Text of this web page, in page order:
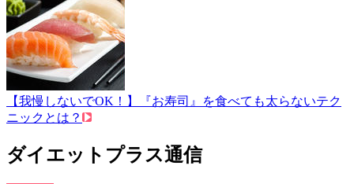
【我慢しないでOK！】『お寿司』を食べても太らないテク
ニックとは？
ダイエットプラス通信